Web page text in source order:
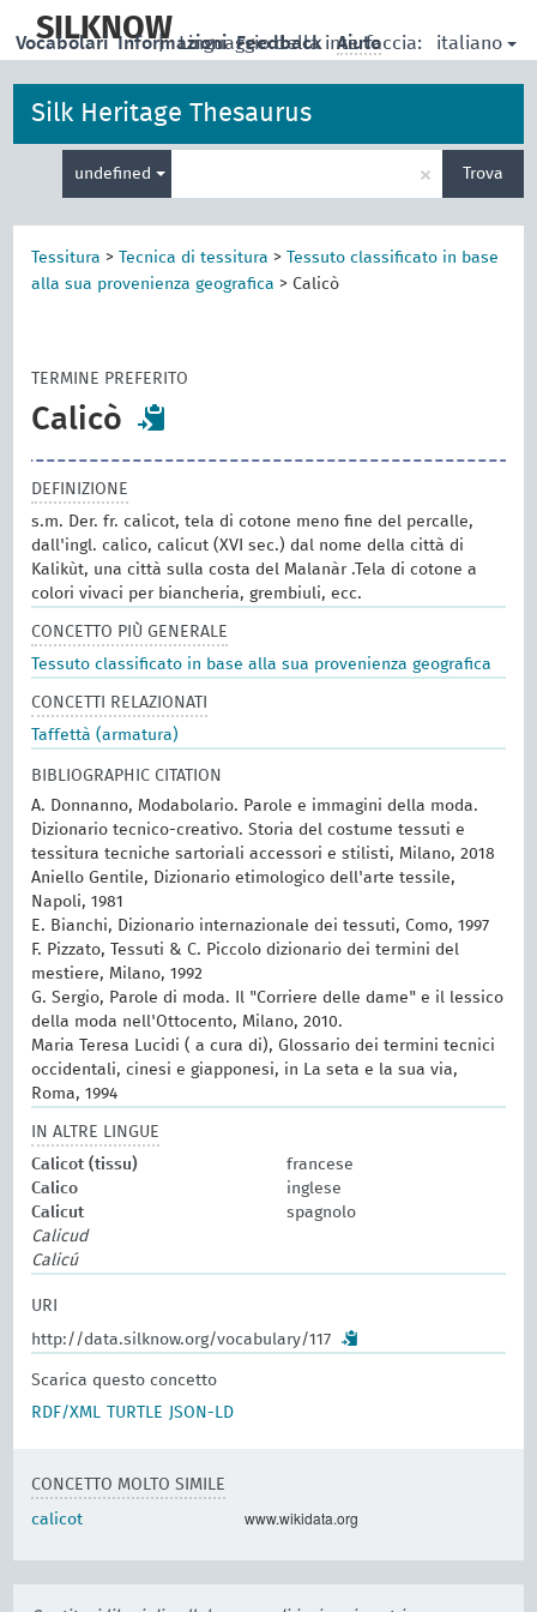
main
SILKNOW
| Linguaggio della interfaccia: italiano
Vocabolari Informazioni Feedback Aiuto
Silk Heritage Thesaurus
undefined
per
la
ricerca
× Trova
Tessitura > Tecnica di tessitura >
Tessuto classificato in base
alla sua provenienza geografica > Calicò
TERMINE PREFERITO
Calicò
DEFINIZIONE
s.m. Der. fr. calicot, tela di cotone meno fine del percalle,
dall'ingl. calico, calicut (XVI sec.) dal nome della città di
Kalikùt, una città sulla costa del Malanàr .Tela di cotone a
colori vivaci per biancheria, grembiuli, ecc.
CONCETTO PIÙ GENERALE
Tessuto classificato in base alla sua provenienza geografica
CONCETTI RELAZIONATI
Taffettà (armatura)
BIBLIOGRAPHIC CITATION
A. Donnanno, Modabolario. Parole e immagini della moda.
Dizionario tecnico-creativo. Storia del costume tessuti e
tessitura tecniche sartoriali accessori e stilisti, Milano, 2018
Aniello Gentile, Dizionario etimologico dell'arte tessile,
Napoli, 1981
E. Bianchi, Dizionario internazionale dei tessuti, Como, 1997
F. Pizzato, Tessuti & C. Piccolo dizionario dei termini del
mestiere, Milano, 1992
G. Sergio, Parole di moda. Il "Corriere delle dame" e il lessico
della moda nell'Ottocento, Milano, 2010.
Maria Teresa Lucidi ( a cura di), Glossario dei termini tecnici
occidentali, cinesi e giapponesi, in La seta e la sua via,
Roma, 1994
IN ALTRE LINGUE
Calicot (tissu)
francese
Calico
inglese
Calicut
spagnolo
Calicud
Calicú
URI
http://data.silknow.org/vocabulary/117
Scarica questo concetto
RDF/XML
TURTLE JSON-LD
CONCETTO MOLTO SIMILE
calicot www.wikidata.org